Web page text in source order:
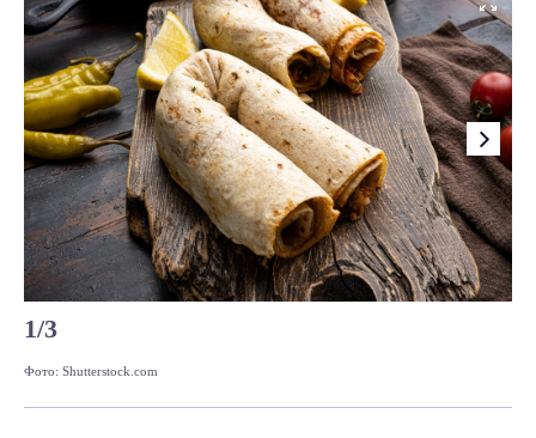
1/3
Фото: Shutterstock.com